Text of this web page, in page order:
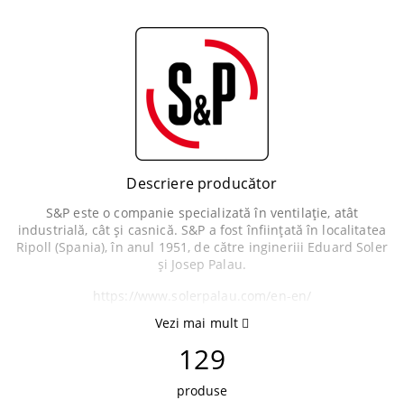
Descriere producător
S&P este o companie specializată în ventilaţie, atât
industrială, cât şi casnică. S&P a fost înfiinţată în localitatea
Ripoll (Spania), în anul 1951, de către ingineriii Eduard Soler
şi Josep Palau.
https://www.solerpalau.com/en-en/
Vezi mai mult
129
produse